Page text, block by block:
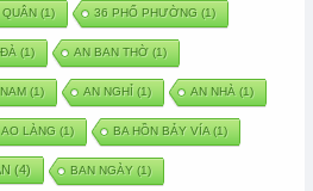
(1) 36 PHỐ PHƯỜNG (1)
(1) AN BAN THỜ(1)
(1) AN NGHỈ (1) AN NHÀ (1)
AO LÀNG (1) BA HỒN BẢY VÍA(1)
(4) BAN NGÀY (1)